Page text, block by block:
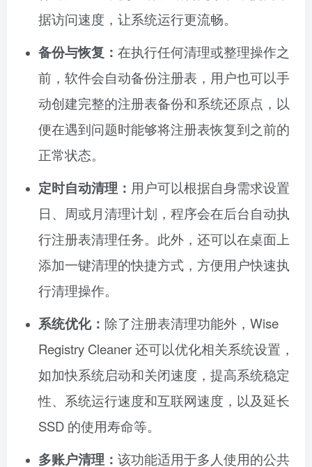
据访问速度，让系统运行更流畅。
备份与恢复： 在执行任何清理或整理操作之
前，软件会自动备份注册表，用户也可以手
动创建完整的注册表备份和系统还原点，以
便在遇到问题时能够将注册表恢复到之前的
正常状态。
定时自动清理： 用户可以根据自身需求设置
日、周或月清理计划，程序会在后台自动执
行注册表清理任务。此外，还可以在桌面上
添加一键清理的快捷方式，方便用户快速执
行清理操作。
系统优化： 除了注册表清理功能外，Wise
Registry Cleaner 还可以优化相关系统设置，
如加快系统启动和关闭速度，提高系统稳定
性、系统运行速度和互联网速度，以及延长
SSD 的使用寿命等。
多账户清理： 该功能适用于多人使用的公共